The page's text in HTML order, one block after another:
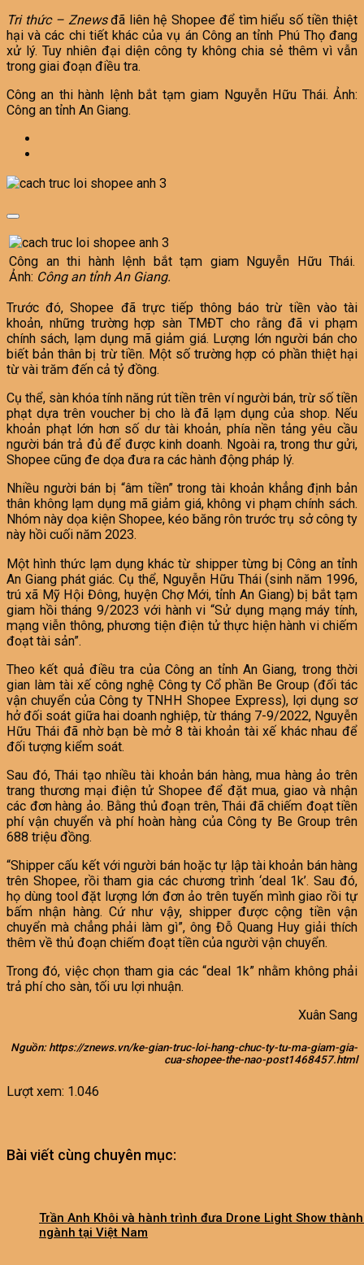
Tri thức – Znewsđã liên hệ Shopee để tìm hiểu số tiền thiệt
hại và các chi tiết khác của vụ án Công an tỉnh Phú Thọ đang
xử lý. Tuy nhiên đại diện công ty không chia sẻ thêm vì vẫn
trong giai đoạn điều tra.
Công an thi hành lệnh bắt tạm giam Nguyễn Hữu Thái. Ảnh:
Công an tỉnh An Giang.
Công an thi hành lệnh bắt tạm giam Nguyễn Hữu Thái.
Ảnh: Công an tỉnh An Giang.
Trước đó, Shopee đã trực tiếp thông báo trừ tiền vào tài
khoản, những trường hợp sàn TMĐT cho rằng đã vi phạm
chính sách, lạm dụng mã giảm giá. Lượng lớn người bán cho
biết bản thân bị trừ tiền. Một số trường hợp có phần thiệt hại
từ vài trăm đến cả tỷ đồng.
Cụ thể, sàn khóa tính năng rút tiền trên ví người bán, trừ số tiền
phạt dựa trên voucher bị cho là đã lạm dụng của shop. Nếu
khoản phạt lớn hơn số dư tài khoản, phía nền tảng yêu cầu
người bán trả đủ để được kinh doanh. Ngoài ra, trong thư gửi,
Shopee cũng đe dọa đưa ra các hành động pháp lý.
Nhiều người bán bị “âm tiền” trong tài khoản khẳng định bản
thân không lạm dụng mã giảm giá, không vi phạm chính sách.
Nhóm này dọa kiện Shopee, kéo băng rôn trước trụ sở công ty
này hồi cuối năm 2023.
Một hình thức lạm dụng khác từ shipper từng bị Công an tỉnh
An Giang phát giác. Cụ thể, Nguyễn Hữu Thái (sinh năm 1996,
trú xã Mỹ Hội Đông, huyện Chợ Mới, tỉnh An Giang) bị bắt tạm
giam hồi tháng 9/2023 với hành vi “Sử dụng mạng máy tính,
mạng viễn thông, phương tiện điện tử thực hiện hành vi chiếm
đoạt tài sản”.
Theo kết quả điều tra của Công an tỉnh An Giang, trong thời
gian làm tài xế công nghệ Công ty Cổ phần Be Group (đối tác
vận chuyển của Công ty TNHH Shopee Express), lợi dụng sơ
hở đối soát giữa hai doanh nghiệp, từ tháng 7-9/2022, Nguyễn
Hữu Thái đã nhờ bạn bè mở 8 tài khoản tài xế khác nhau để
đối tượng kiểm soát.
Sau đó, Thái tạo nhiều tài khoản bán hàng, mua hàng ảo trên
trang thương mại điện tử Shopee để đặt mua, giao và nhận
các đơn hàng ảo. Bằng thủ đoạn trên, Thái đã chiếm đoạt tiền
phí vận chuyển và phí hoàn hàng của Công ty Be Group trên
688 triệu đồng.
“Shipper cấu kết với người bán hoặc tự lập tài khoản bán hàng
trên Shopee, rồi tham gia các chương trình ‘deal 1k’. Sau đó,
họ dùng tool đặt lượng lớn đơn ảo trên tuyến mình giao rồi tự
bấm nhận hàng. Cứ như vậy, shipper được cộng tiền vận
chuyển mà chẳng phải làm gì”, ông Đỗ Quang Huy giải thích
thêm về thủ đoạn chiếm đoạt tiền của người vận chuyển.
Trong đó, việc chọn tham gia các “deal 1k” nhằm không phải
trả phí cho sàn, tối ưu lợi nhuận.
Xuân Sang
Nguồn: https://znews.vn/ke-gian-truc-loi-hang-chuc-ty-tu-ma-giam-gia-
cua-shopee-the-nao-post1468457.html
Lượt xem: 1.046
Bài viết cùng chuyên mục:
Trần Anh Khôi và hành trình đưa Drone Light Show
ngành tại Việt Nam